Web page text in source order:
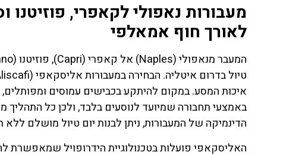
מעבורות נאפולי לקאפרי,
לאורך חוף אמאלפי
איכות המסע. במקום להיתקע בכבישים עמוסים ומפותלים,
באמצעי תחבורה שמיועד לנוסעים בלבד, ולכן כל התהליך
הדינמיקה של המעבורות, ניתן לבנות יום טיול מושלם
האליסקאפי פועלות בטכנולוגיית הידרופויל